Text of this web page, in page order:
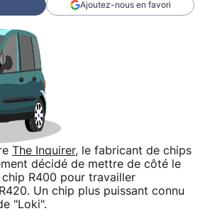
Ajoutez-nous en favori
The Inquirer, le fabricant de chips
décidé de mettre de côté le
R400 pour travailler
Un chip plus puissant connu
"Loki".